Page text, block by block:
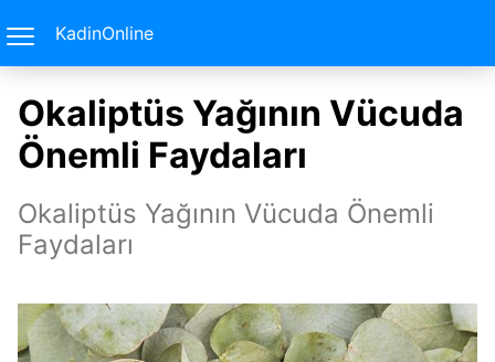
KadinOnline
Okaliptüs Yağının Vücuda
Önemli Faydaları
Okaliptüs Yağının Vücuda Önemli
Faydaları